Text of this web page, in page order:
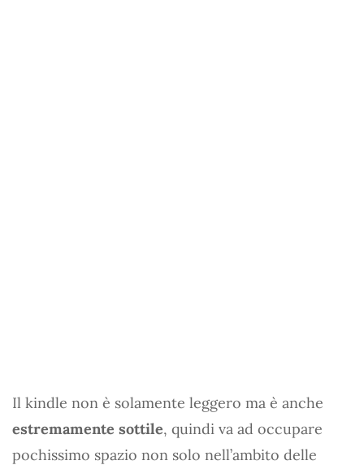
Il kindle non è solamente leggero ma è anche
estremamente sottile, quindi va ad occupare
pochissimo spazio non solo nell’ambito delle